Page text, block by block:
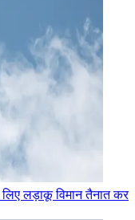
लड़ाकू विमान तैनात कर